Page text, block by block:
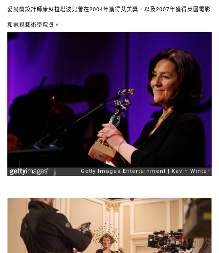
愛爾蘭設計師康蘇拉塔波兒曾在2004年獲得艾美獎，以及2007年獲得英國電影
和電視藝術學院獎。